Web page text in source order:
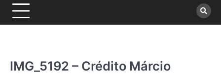
IMG_5192 – Crédito Márcio